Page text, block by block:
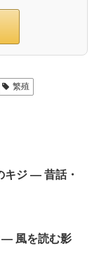
繁殖
キジ ― 昔話・
― 風を読む影